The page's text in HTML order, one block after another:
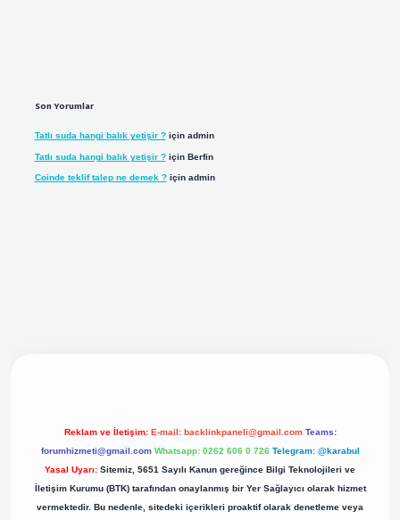
Son Yorumlar
Tatlı suda hangi balık yetişir ?için admin
Tatlı suda hangi balık yetişir ?için Berfin
Coinde teklif talep ne demek ?için admin
Reklam ve İletişim: E-mail: backlinkpaneli@gmail.com Teams:
forumhizmeti@gmail.com Whatsapp: 0262 606 0 726 Telegram: @karabul
Yasal Uyarı: Sitemiz, 5651 Sayılı Kanun gereğince Bilgi Teknolojileri ve
İletişim Kurumu (BTK) tarafından onaylanmış bir Yer Sağlayıcı olarak hizmet
vermektedir. Bu nedenle, sitedeki içerikleri proaktif olarak denetleme veya